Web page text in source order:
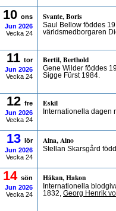
10 ons
Jun 2026
Vecka 24
Svante, Boris
Saul Bellow föddes
världsmedborgaren
11 tor
Jun 2026
Vecka 24
Bertil, Berthold
Gene Wilder föddes
Sigge Fürst 1984.
12 fre
Jun 2026
Vecka 24
Eskil
Internationella dagen
13 lör
Jun 2026
Vecka 24
Aina, Aino
Stellan Skarsgård
14 sön
Jun 2026
Vecka 24
Håkan, Hakon
Internationella
1832, Georg Henrik